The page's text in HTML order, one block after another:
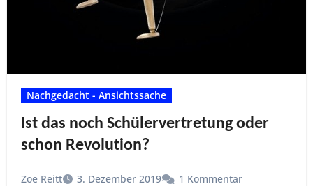
Nachgedacht - Ansichtssache
Ist das noch Schülervertretung oder
schon Revolution?
Zoe Reitt 3. Dezember 2019 1 Kommentar